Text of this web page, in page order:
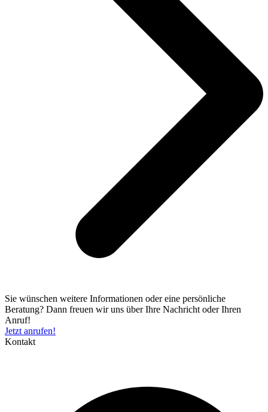
Sie wünschen weitere Informationen oder eine persönliche
Beratung? Dann freuen wir uns über Ihre Nachricht oder Ihren
Anruf!
Jetzt anrufen!
Kontakt